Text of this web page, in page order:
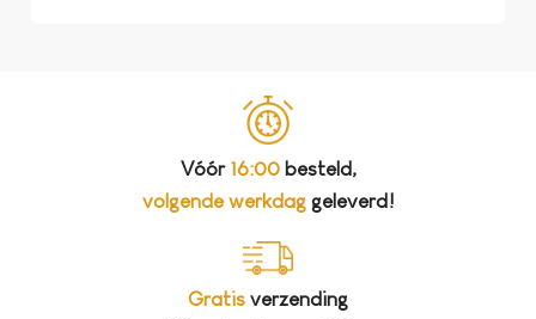
Vóór 16:00besteld,
volgende werkdaggeleverd!
Gratis verzending